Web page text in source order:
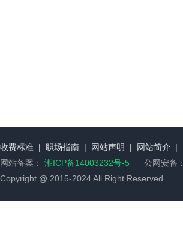
收费标准 | 职场指南 | 网站声明 | 网站简介 |
网站备案： 湘ICP备14003232号-5 公网安备：
Copyright @ 2015-2024 All Right Reserved